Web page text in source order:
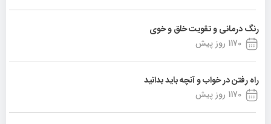
رنگ درمانی و تقویت خلق و خوی
1170 روز پیش
راه رفتن در خواب و آنچه باید بدانید
1170 روز پیش